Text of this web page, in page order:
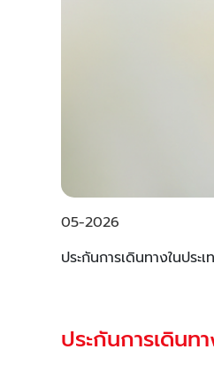
05-2026
ประกันการเดินทางในปร
ประกันการเดินท